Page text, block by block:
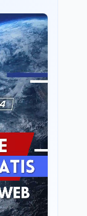
3.803 in
pesa il